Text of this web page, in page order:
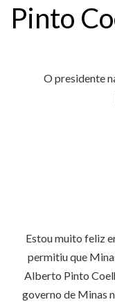
Pinto
O presidente
Estou muito feliz
permitiu que
Alberto Pinto
governo de Minas